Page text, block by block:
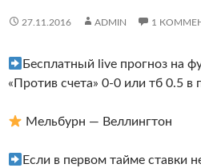
27.11.2016 ADMIN 1
Бесплатный live прогноз на
«Против счета» 0-0 или тб 0.5 в
Мельбурн — Веллингтон
Если в первом тайме ставки